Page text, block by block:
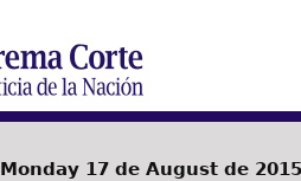
Monday 17 de August de 2015